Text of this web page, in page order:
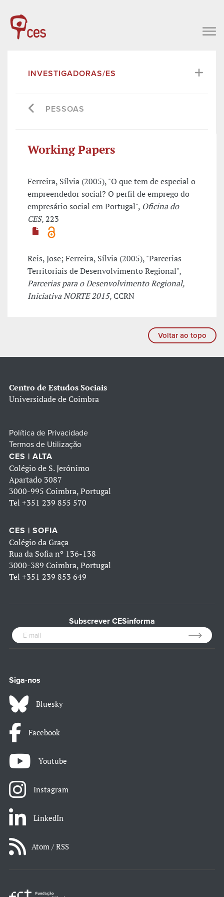
INVESTIGADORAS/ES
PESSOAS
Working Papers
Ferreira, Sílvia (2005), "O que tem de especial o
empreendedor social? O perfil de emprego do
empresário social em Portugal", Oficina do
CES, 223
Reis, Jose; Ferreira, Sílvia (2005), "Parcerias
Territoriais de Desenvolvimento Regional",
Parcerias para o Desenvolvimento Regional,
Iniciativa NORTE 2015, CCRN
Voltar ao topo
Centro de Estudos Sociais
Universidade de Coimbra
Política de Privacidade
Termos de Utilização
CES | ALTA
Colégio de S. Jerónimo
Apartado 3087
3000-995 Coimbra, Portugal
Tel +351 239 855 570
CES | SOFIA
Colégio da Graça
Rua da Sofia nº 136-138
3000-389 Coimbra, Portugal
Tel +351 239 853 649
Subscrever CESinforma
Siga-nos
Bluesky
Facebook
Youtube
Instagram
LinkedIn
Atom / RSS